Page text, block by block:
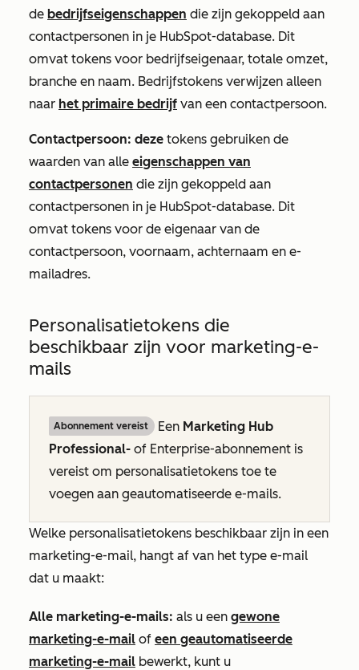
de bedrijfseigenschappen die zijn gekoppeld aan
contactpersonen in je HubSpot-database. Dit
omvat tokens voor bedrijfseigenaar, totale omzet,
branche en naam. Bedrijfstokens verwijzen alleen
naar het primaire bedrijf van een contactpersoon.
Contactpersoon: deze tokens gebruiken de
waarden van alle eigenschappen van
contactpersonen die zijn gekoppeld aan
contactpersonen in je HubSpot-database. Dit
omvat tokens voor de eigenaar van de
contactpersoon, voornaam, achternaam en e-
mailadres.
Personalisatietokens die
beschikbaar zijn voor marketing-e-
mails
Abonnement vereist Een Marketing Hub
Professional- of Enterprise-abonnement is
vereist om personalisatietokens toe te
voegen aan geautomatiseerde e-mails.
Welke personalisatietokens beschikbaar zijn in een
marketing-e-mail, hangt af van het type e-mail
dat u maakt:
Alle marketing-e-mails: als u een gewone
marketing-e-mail of een geautomatiseerde
marketing-e-mail bewerkt, kunt u